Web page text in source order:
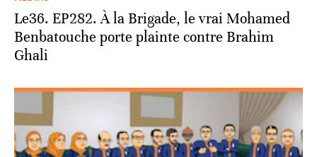
Le36. EP282. À la Brigade, le vrai Mohamed
Benbatouche porte plainte contre Brahim
Ghali